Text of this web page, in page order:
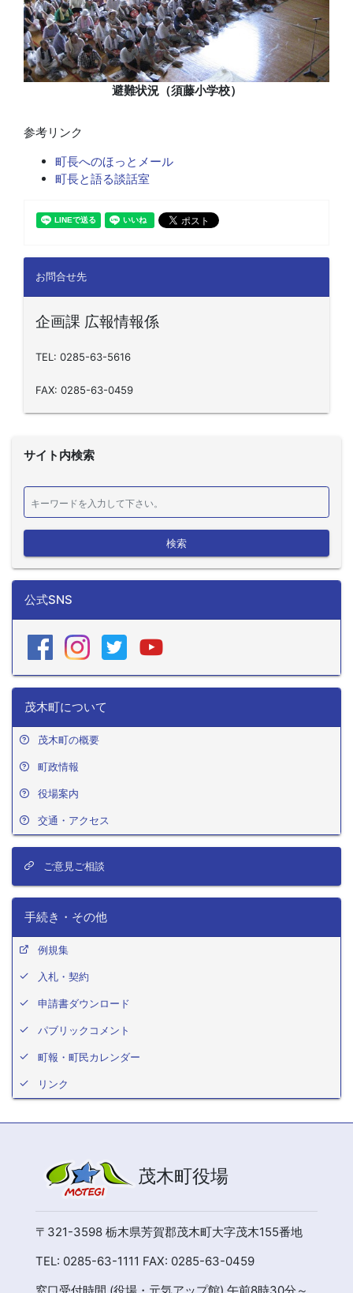
避難状況（須藤小学校）
参考リンク
町長へのほっとメール
町長と語る談話室
お問合せ先
企画課 広報情報係
TEL: 0285-63-5616
FAX: 0285-63-0459
サイト内検索
検索
公式SNS
茂木町について
茂木町の概要
町政情報
役場案内
交通・アクセス
ご意見ご相談
手続き・その他
例規集
入札・契約
申請書ダウンロード
パブリックコメント
町報・町民カレンダー
リンク
茂木町役場
〒321-3598 栃木県芳賀郡茂木町大字茂木155番地
TEL: 0285-63-1111 FAX: 0285-63-0459